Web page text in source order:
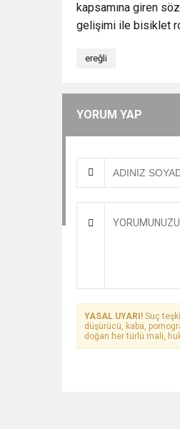
kapsamına giren
gelişimi ile bisiklet
ereğli
YORUM YAP
YASAL UYARI! Suç
düşürücü, kaba,
doğan her türlü mali,